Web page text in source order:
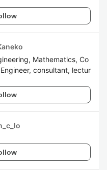
Mathematics, Co
consultant, lectur